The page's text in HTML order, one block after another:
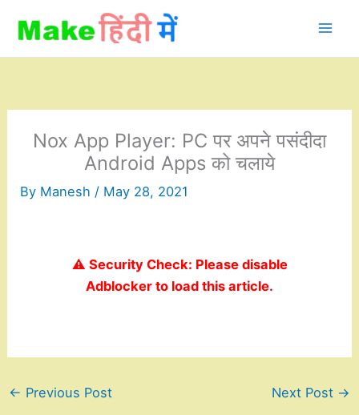
content
Nox App Player: PC पर अपने पसंदीदा
Android Apps को चलाये
By Manesh / May 28, 2021
⚠️ Security Check: Please disable
Adblocker to load this article.
← Previous Post Next Post →